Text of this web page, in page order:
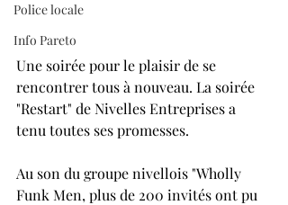
Police locale
Info Pareto
Une soirée pour le plaisir de se
rencontrer tous à nouveau. La soirée
"Restart" de Nivelles Entreprises a
tenu toutes ses promesses.
Au son du groupe nivellois "Wholly
Funk Men, plus de 200 invités ont pu